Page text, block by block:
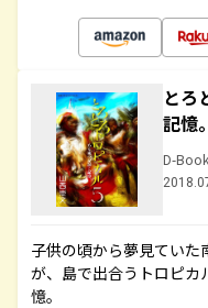
とろ
記憶
D-
子供の頃から夢見てい
が、島で出合うトロピ
憶。